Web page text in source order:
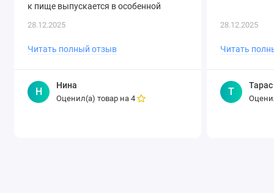
к пище выпускается в особенной
организма и уберегающих от
употребления. И если вы начнете
давать детям средство в капсулах с
28.12.2025
Читать полный отзыв
Н
Нина
Оценил(а) товар на 4
28.12.2025
Читать
Т
Тарас